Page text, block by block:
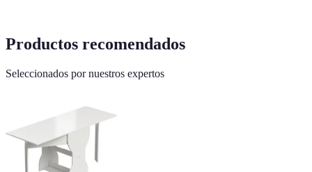
Productos recomendados
Seleccionados por nuestros expertos